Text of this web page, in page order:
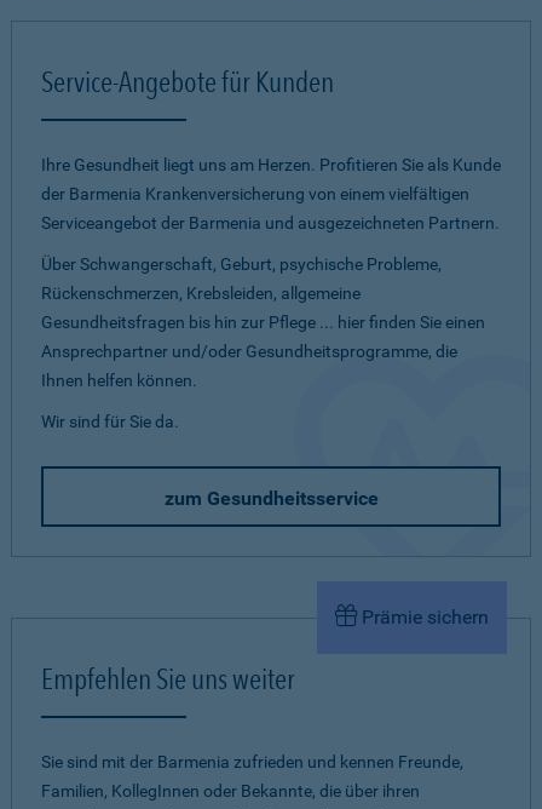
Service-Angebote für Kunden
Ihre Gesundheit liegt uns am Herzen. Profitieren Sie als Kunde
der Barmenia Krankenversicherung von einem vielfältigen
Serviceangebot der Barmenia und ausgezeichneten Partnern.
Über Schwangerschaft, Geburt, psychische Probleme,
Rückenschmerzen, Krebsleiden, allgemeine
Gesundheitsfragen bis hin zur Pflege ... hier finden Sie einen
Ansprechpartner und/oder Gesundheitsprogramme, die
Ihnen helfen können.
Wir sind für Sie da.
zum Gesundheitsservice
Prämie sichern
Empfehlen Sie uns weiter
Sie sind mit der Barmenia zufrieden und kennen Freunde,
Familien, KollegInnen oder Bekannte, die über ihren